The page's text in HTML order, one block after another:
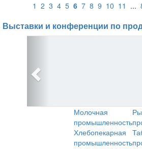
1 2 3 4 5 6 7 8 9 10 11 ...
Выставки и конференции по
Молочная
промышленность
Хлебопекарная
промышленность